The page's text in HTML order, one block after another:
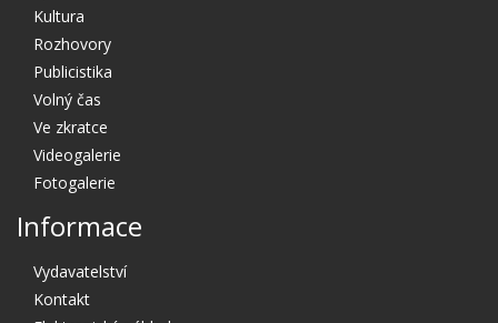
Kultura
Rozhovory
Publicistika
Volný čas
Ve zkratce
Videogalerie
Fotogalerie
Informace
Vydavatelství
Kontakt